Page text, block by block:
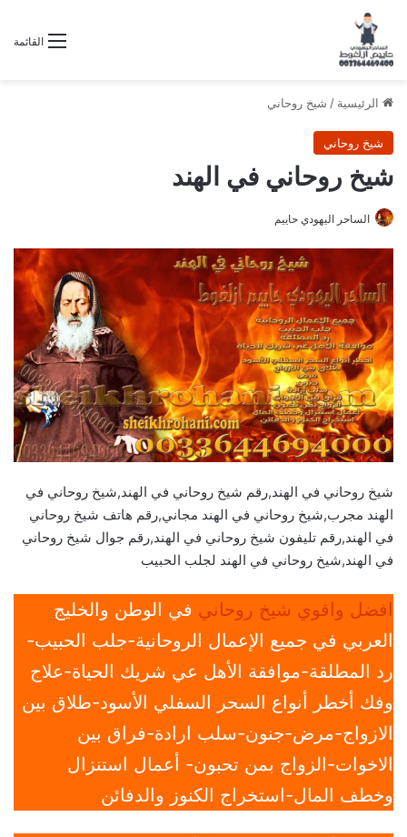
القائمة
الرئيسية / شيخ روحاني
شيخ روحاني
شيخ روحاني في الهند
الساحر اليهودي حاييم
شيخ روحاني في الهند,رقم شيخ روحاني في الهند,شيخ روحاني في
الهند مجرب,شيخ روحاني في الهند مجاني,رقم هاتف شيخ روحاني
في الهند,رقم تليفون شيخ روحاني في الهند,رقم جوال شيخ روحاني
في الهند,شيخ روحاني في الهند لجلب الحبيب
افضل واقوي شيخ روحاني في الوطن والخليج
العربي في جميع الإعمال الروحانية-جلب الحبيب-
رد المطلقة-موافقة الأهل عي شريك الحياة-علاج
وفك أخطر أنواع السحر السفلي الأسود-طلاق بين
الازواج-مرض-جنون-سلب ارادة-فراق بين
الاخوات-الزواج بمن تحبون- أعمال استنزال
وخطف المال-استخراج الكنوز والدفائن